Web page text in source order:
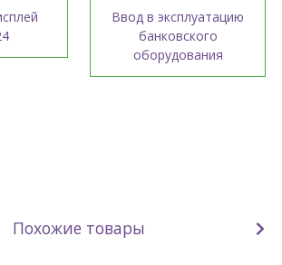
Ввод в эксплуатацию
банковского
оборудования
Похожие товары